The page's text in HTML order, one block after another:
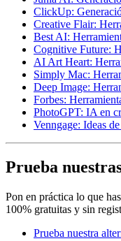
ClickUp:
Creative Flair:
Best AI:
Cognitive Future:
AI Art Heart:
Simply Mac:
Deep Image:
Forbes:
PhotoGPT: IA en
Venngage: Ideas
Prueba
Pon en práctica lo que
100% gratuitas y sin
Prueba nuestra